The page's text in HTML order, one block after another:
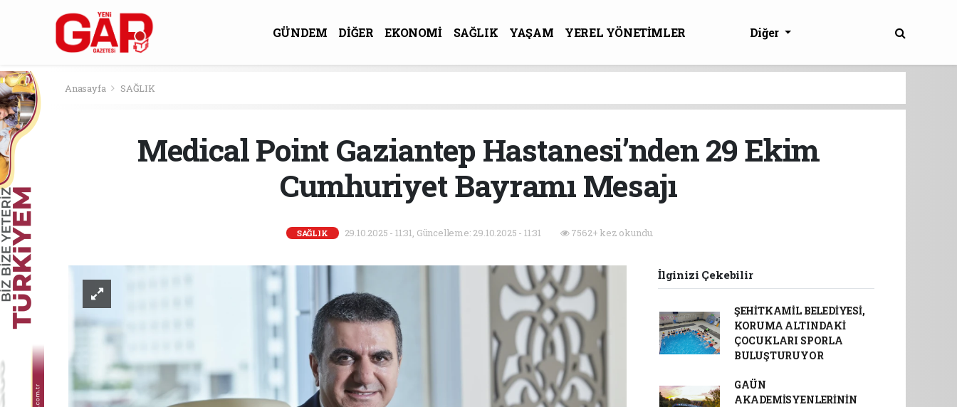
GÜNDEM DİĞER EKONOMİ SAĞLIK YAŞAM
YEREL YÖNETİMLER
Diğer
Anasayfa SAĞLIK
Medical Point Gaziantep Hastanesi’nden 29 Ekim
Cumhuriyet Bayramı Mesajı
SAĞLIK 29.10.2025 - 11:31, Güncelleme: 29.10.2025 - 11:31 7562+ kez okundu.
İlginizi Çekebilir
ŞEHİTKAMİL BELEDİYESİ,
KORUMA ALTINDAKİ
ÇOCUKLARI SPORLA
BULUŞTURUYOR
GAÜN
AKADEMİSYENLERİNİN